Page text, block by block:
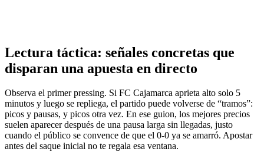
Lectura táctica: señales concretas que
disparan una apuesta en directo
Observa el primer pressing. Si FC Cajamarca aprieta alto solo 5
minutos y luego se repliega, el partido puede volverse de “tramos”:
picos y pausas, y picos otra vez. En ese guion, los mejores precios
suelen aparecer después de una pausa larga sin llegadas, justo
cuando el público se convence de que el 0-0 ya se amarró. Apostar
antes del saque inicial no te regala esa ventana.